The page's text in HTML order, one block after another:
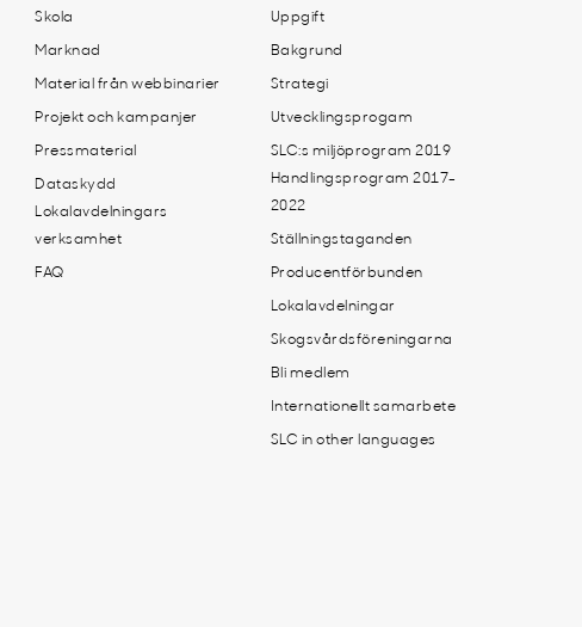
Skola
Marknad
Material från webbinarier
Projekt och kampanjer
Pressmaterial
Dataskydd
Lokalavdelningars
verksamhet
FAQ
Uppgift
Bakgrund
Strategi
Utvecklingsprogam
SLC:s miljöprogram 2019
Handlingsprogram 2017-
2022
Ställningstaganden
Producentförbunden
Lokalavdelningar
Skogsvårdsföreningarna
Bli medlem
Internationellt samarbete
SLC in other languages